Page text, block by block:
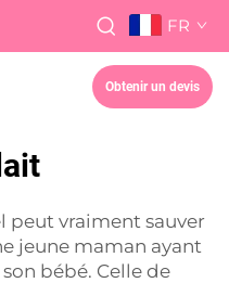
FR
Obtenir un devis
peut vraiment sauver
jeune maman ayant
bébé. Celle de